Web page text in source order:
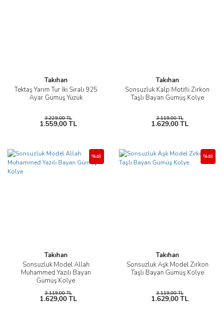
Takıhan
Tektaş Yarım Tur İki Sıralı 925
Ayar Gümüş Yüzük
3.229,00 TL
1.559,00 TL
Takıhan
Sonsuzluk Kalp Motifli Zirkon
Taşlı Bayan Gümüş Kolye
3.119,00 TL
1.629,00 TL
Takıhan
Sonsuzluk Model Allah
Muhammed Yazılı Bayan
Gümüş Kolye
%48
3.119,00 TL
1.629,00 TL
Takıhan
Sonsuzluk Aşk Model Zirkon
Taşlı Bayan Gümüş Kolye
%48
3.119,00 TL
1.629,00 TL